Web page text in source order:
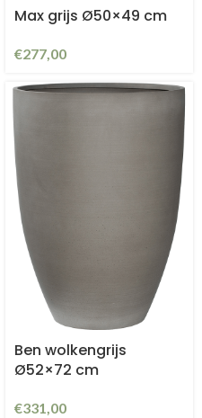
Max grijs Ø50×49 cm
€277,00
Ben wolkengrijs
Ø52×72 cm
€331,00